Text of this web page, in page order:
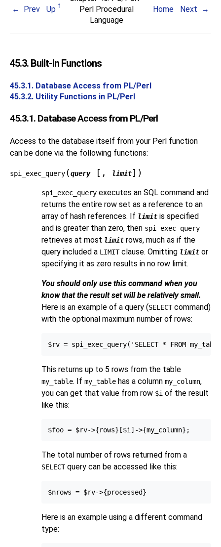
Prev Up
Perl Procedural
Language
Home Next
45.3. Built-in Functions
45.3.1. Database Access from PL/Perl
45.3.2. Utility Functions in PL/Perl
45.3.1. Database Access from PL/Perl
Access to the database itself from your Perl function
can be done via the following functions:
spi_exec_query( query[, limit])
spi_exec_query executes an SQL command and
returns the entire row set as a reference to an
array of hash references. If limit is specified
and is greater than zero, then spi_exec_query
retrieves at most limit rows, much as if the
query included a LIMITclause. Omitting limit or
specifying it as zero results in no row limit.
You should only use this command when you
know that the result set will be relatively small.
Here is an example of a query (SELECTcommand)
with the optional maximum number of rows:
This returns up to 5 rows from the table
my_table. If my_table has a column my_column,
you can get that value from row $i of the result
like this:
The total number of rows returned from a
SELECTquery can be accessed like this:
Here is an example using a different command
type: